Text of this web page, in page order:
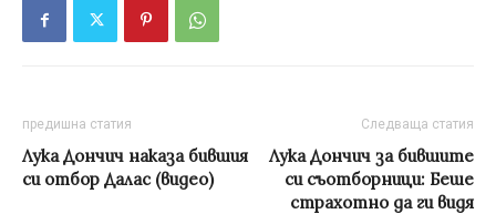
предишна статия
Лука Дончич наказа бившия
си отбор Далас (видео)
Следваща статия
Лука Дончич за бившите
си съотборници: Беше
страхотно да ги видя